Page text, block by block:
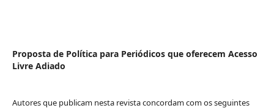
Proposta de Política para Periódicos que oferecem Acesso
Livre Adiado
Autores que publicam nesta revista concordam com os seguintes